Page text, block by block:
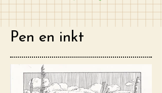
Pen en inkt